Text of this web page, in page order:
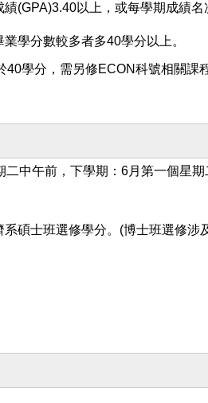
(GPA)3.40以上，或每學期成績名
學分數較多者多40學分以上。
學分，需另修ECON科號相關課
中午前，下學期：6月第一個星
碩士班選修學分。(博士班選修涉